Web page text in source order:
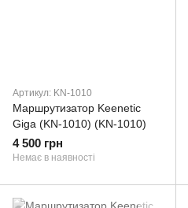
Артикул: KN-1010
Маршрутизатор Keenetic
Giga (KN-1010) (KN-1010)
4 500 грн
Немає в наявності